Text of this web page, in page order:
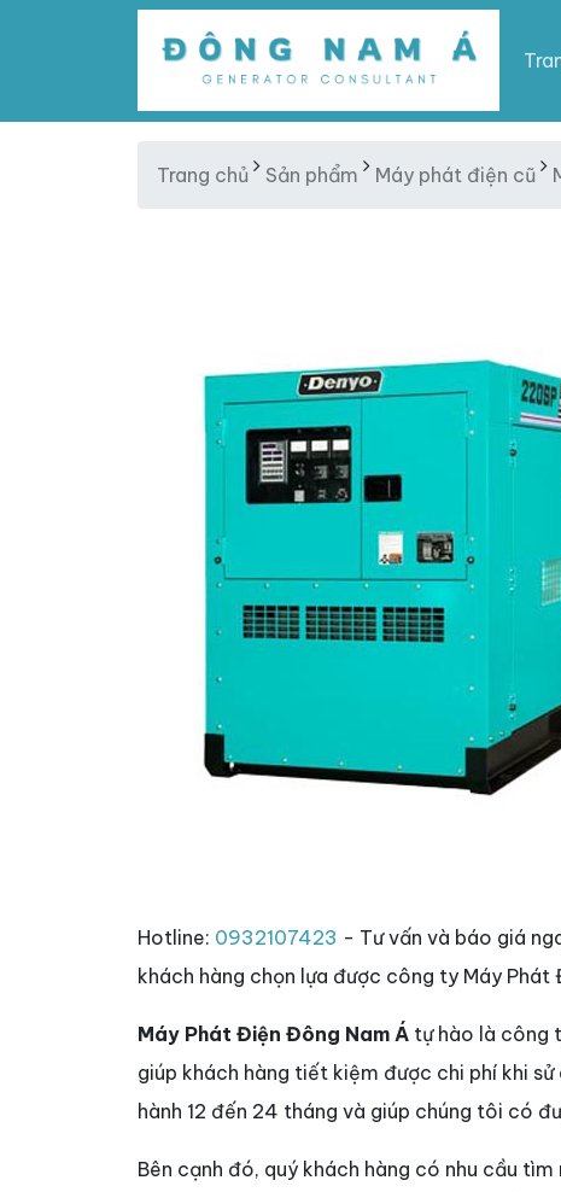
Trang chủ Sản phẩm Máy phát điện cũ
Hotline: 0932107423 - Tư vấn và báo giá
khách hàng chọn lựa được công ty Máy
Máy Phát Điện Đông Nam Á tự hào là công
giúp khách hàng tiết kiệm được chi phí khi
hành 12 đến 24 tháng và giúp chúng tôi có
Bên cạnh đó, quý khách hàng có nhu cầu